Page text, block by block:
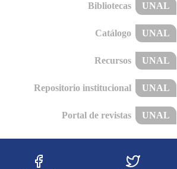
Bibliotecas UNAL
Catálogo UNAL
Recursos UNAL
Repositorio institucional UNAL
Portal de revistas UNAL